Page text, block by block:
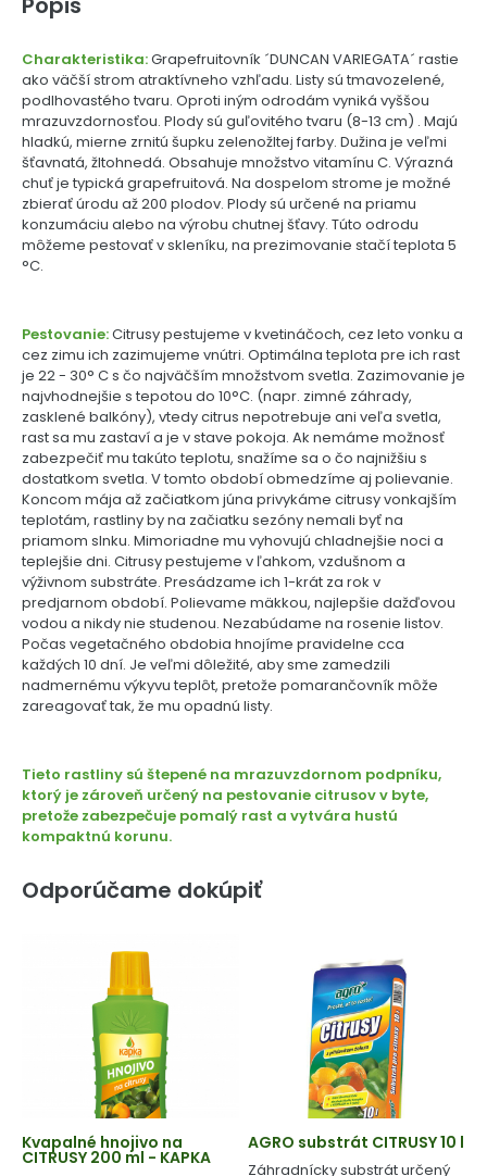
Charakteristika:Grapefruitovník ´DUNCAN VARIEGATA´ rastie
ako väčší strom atraktívneho vzhľadu. Listy sú tmavozelené,
podlhovastého tvaru. Oproti iným odrodám vyniká vyššou
mrazuvzdornosťou. Plody sú guľovitého tvaru (8-13 cm) . Majú
hladkú, mierne zrnitú šupku zelenožltej farby. Dužina je veľmi
šťavnatá, žltohnedá. Obsahuje množstvo vitamínu C. Výrazná
chuť je typická grapefruitová. Na dospelom strome je možné
zbierať úrodu až 200 plodov. Plody sú určené na priamu
konzumáciu alebo na výrobu chutnej šťavy. Túto odrodu
môžeme pestovať v skleníku, na prezimovanie stačí teplota 5
°C.
Pestovanie:Citrusy pestujeme v kvetináčoch, cez leto vonku a
cez zimu ich zazimujeme vnútri. Optimálna teplota pre ich rast
je 22 - 30° C s čo najväčším množstvom svetla. Zazimovanie je
najvhodnejšie s tepotou do 10°C. (napr. zimné záhrady,
zasklené balkóny), vtedy citrus nepotrebuje ani veľa svetla,
rast sa mu zastaví a je v stave pokoja. Ak nemáme možnosť
zabezpečiť mu takúto teplotu, snažíme sa o čo najnižšiu s
dostatkom svetla. V tomto období obmedzíme aj polievanie.
Koncom mája až začiatkom júna privykáme citrusy vonkajším
teplotám, rastliny by na začiatku sezóny nemali byť na
priamom slnku. Mimoriadne mu vyhovujú chladnejšie noci a
teplejšie dni. Citrusy pestujeme v ľahkom, vzdušnom a
výživnom substráte. Presádzame ich 1-krát za rok v
predjarnom období. Polievame mäkkou, najlepšie dažďovou
vodou a nikdy nie studenou. Nezabúdame na rosenie listov.
Počas vegetačného obdobia hnojíme pravidelne cca
každých 10 dní. Je veľmi dôležité, aby sme zamedzili
nadmernému výkyvu teplôt, pretože pomarančovník môže
zareagovať tak, že mu opadnú listy.
Tieto rastliny sú štepené na mrazuvzdornom podpníku,
ktorý je zároveň určený na pestovanie citrusov v byte,
pretože zabezpečuje pomalý rast a vytvára hustú
kompaktnú korunu.
Odporúčame dokúpiť
Kvapalné hnojivo na
CITRUSY 200 ml - KAPKA
AGRO substrát CITRUSY 10 l
Záhradnícky substrát určený